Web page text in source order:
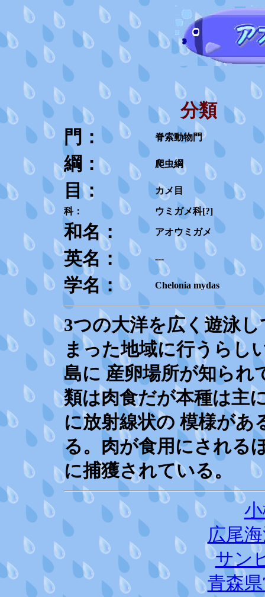
分類
門：
脊索動物門
綱： 爬虫綱
目： カメ目
科： ウミガメ科[?]
和名： アオウミガメ
英名： ---
学名： Chelonia mydas
3つの大洋を広く遊泳
まった地域に行うらし
島に 産卵場所が知られ
類は肉食だが本種は主
に放射線状の 模様が
る。肉が食用にされる
に捕獲されている。
広尾
サン
青森